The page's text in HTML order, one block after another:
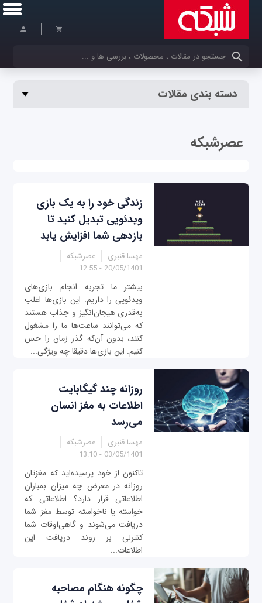
کلمات کلیدی خود را وارد کنید
دسته بندی مقالات
عصرشبکه
زندگی خود را به یک بازی
ویدئویی تبدیل کنید تا
بازدهی شما افزایش یابد
مهسا قنبری
عصرشبکه
20/05/1401 - 12:55
بیشتر ما تجربه انجام بازی‌های
ویدئویی را داریم. این بازی‌ها اغلب
به‌قدری هیجان‌انگیز و جذاب هستند
که می‌توانند ساعت‌ها ما را مشغول
کنند، بدون آن‌که گذر زمان را حس
کنیم. این بازی‌ها دقیقا چه ویژگی‌...
روزانه چند گیگابایت
اطلاعات به مغز انسان
می‌رسد
مهسا قنبری
عصرشبکه
03/05/1401 - 13:10
تاکنون از خود پرسیده‌اید که مغزتان
روزانه در معرض چه میزان بمباران
اطلاعاتی قرار دارد؟ اطلاعاتی که
خواسته یا ناخواسته توسط مغز شما
دریافت می‌شوند و گاهی‌اوقات شما
کنترلی بر روند دریافت این
اطلاعات...
چگونه هنگام مصاحبه